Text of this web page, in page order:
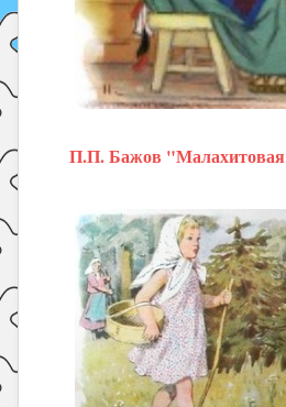
П.П. Бажов